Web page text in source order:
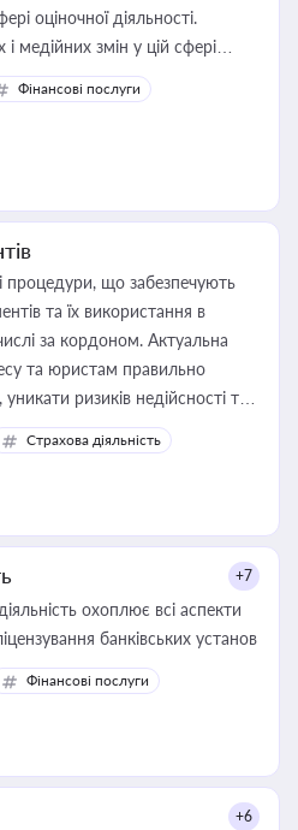
оціночної діяльності.
медійних змін у цій сфері
керівника, юриста або
приватизації, оренди
угод і перевірки
Фінансові послуги
процедури, що забезпечують
та їх використання в
за кордоном. Актуальна
та юристам правильно
ризиків недійсності та
органами влади та
Страхова діяльність
+7
охоплює всі аспекти
банківських установ
Фінансові послуги
+6